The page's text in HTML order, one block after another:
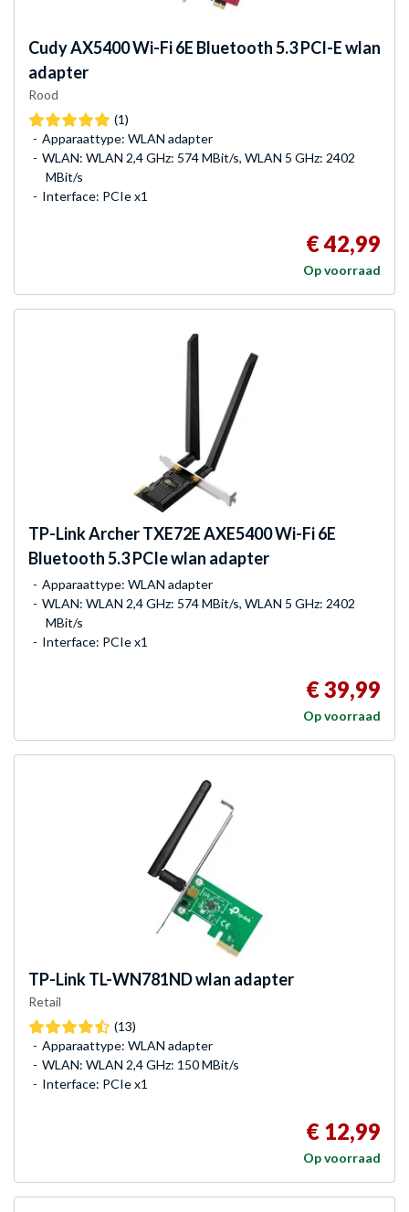
CudyAX5400 Wi-Fi 6E Bluetooth 5.3 PCI-E wlan
adapter
Rood
(1)
Apparaattype: WLAN adapter
WLAN: WLAN 2,4 GHz: 574 MBit/s, WLAN 5 GHz: 2402
MBit/s
Interface: PCIe x1
€ 42,99
Op voorraad
TP-LinkArcher TXE72E AXE5400 Wi-Fi 6E
Bluetooth 5.3 PCIe wlan adapter
Apparaattype: WLAN adapter
WLAN: WLAN 2,4 GHz: 574 MBit/s, WLAN 5 GHz: 2402
MBit/s
Interface: PCIe x1
€ 39,99
Op voorraad
TP-LinkTL-WN781ND wlan adapter
Retail
(13)
Apparaattype: WLAN adapter
WLAN: WLAN 2,4 GHz: 150 MBit/s
Interface: PCIe x1
€ 12,99
Op voorraad